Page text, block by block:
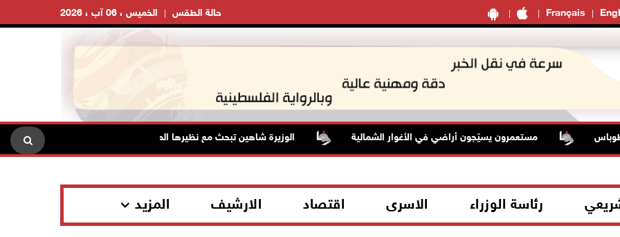
Français الخميس ، 06 آب ، 2026 حالة الطقس
مستعمرون يسيّجون أراضي في الأغوار الشمالية الوزيرة شاهين تبحث مع نظيرها المصري مستجدات الأوضاع وتعزيز التنسيق
رئاسة الوزراء الاسرى اقتصاد الارشيف المزيد